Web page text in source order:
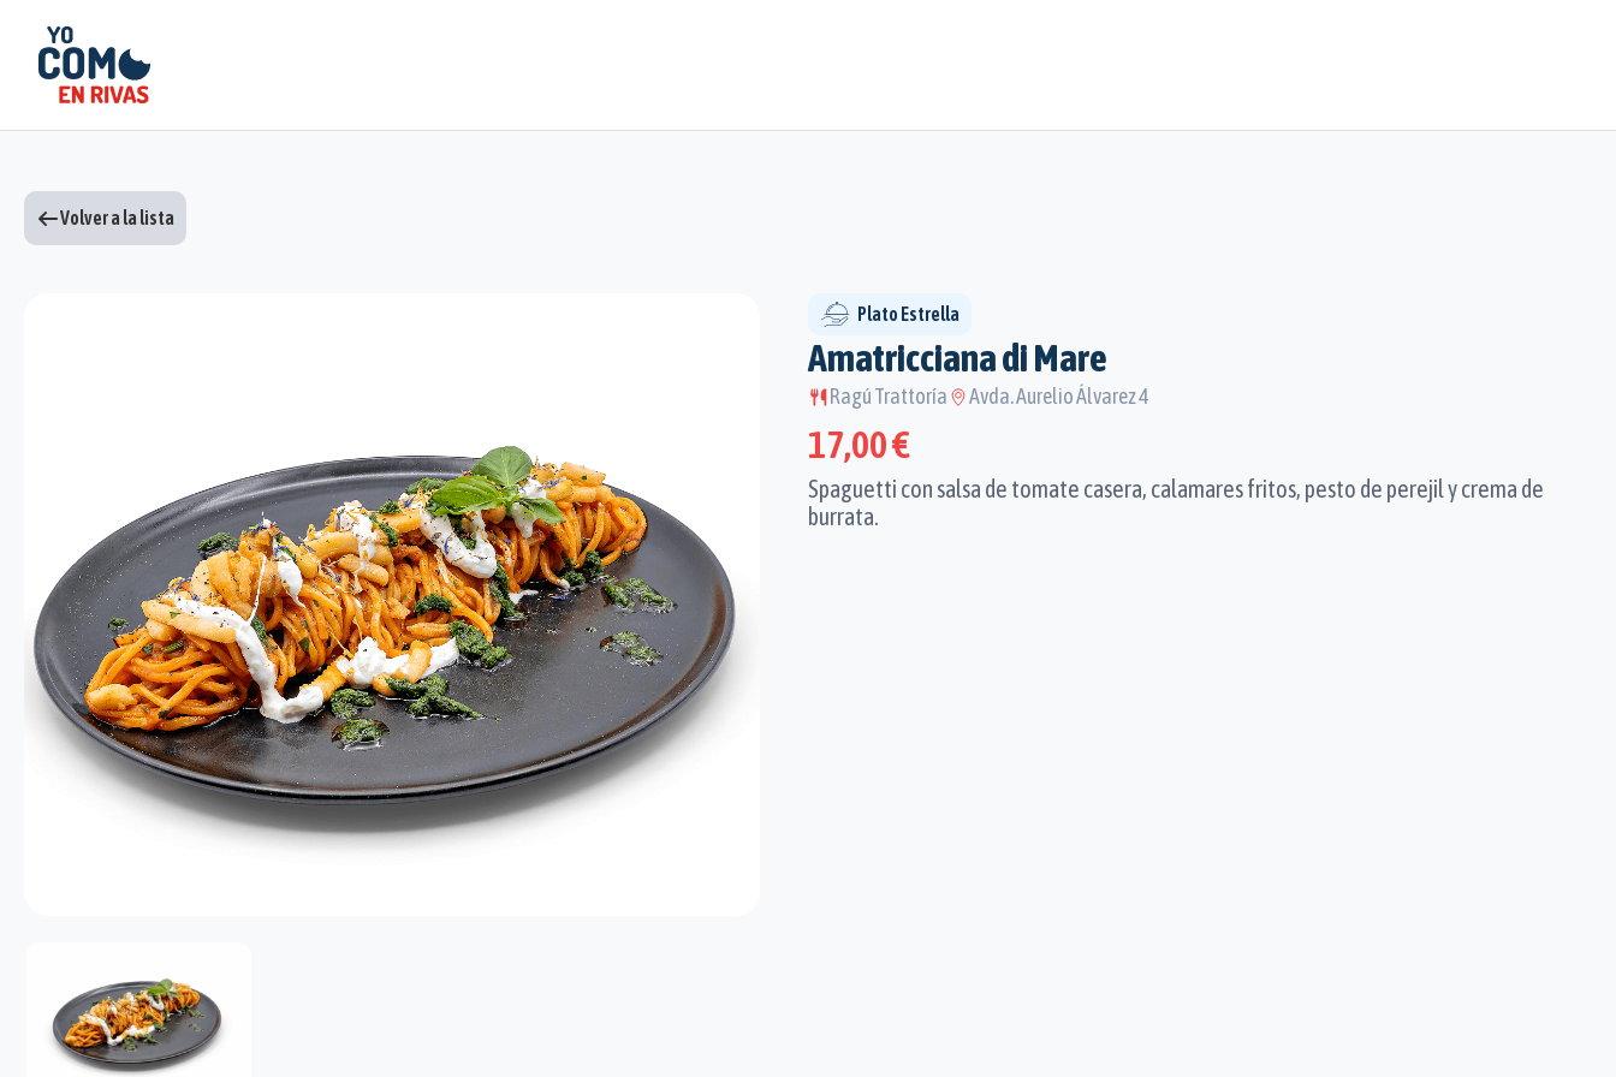
Volver a la lista
Plato Estrella
Amatricciana di Mare
Ragú Trattoría Avda. Aurelio Álvarez 4
17,00 €
Spaguetti con salsa de tomate casera, calamares fritos, pesto de perejil y crema de
burrata.